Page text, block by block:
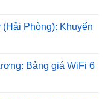
Phòng): Khuyến
Bảng giá WiFi 6